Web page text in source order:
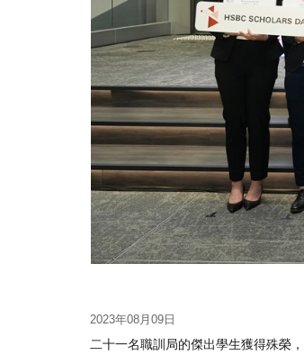
2023年08月09日
二十一名職訓局的傑出學生獲得殊榮